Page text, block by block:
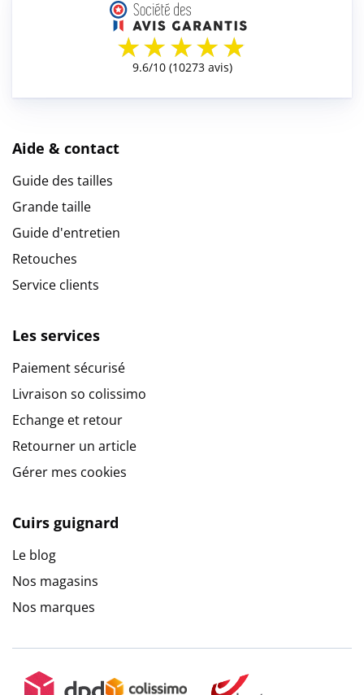
Aide & contact
Guide des tailles
Grande taille
Guide d'entretien
Retouches
Service clients
Les services
Paiement sécurisé
Livraison so colissimo
Echange et retour
Retourner un article
Gérer mes cookies
Cuirs guignard
Le blog
Nos magasins
Nos marques